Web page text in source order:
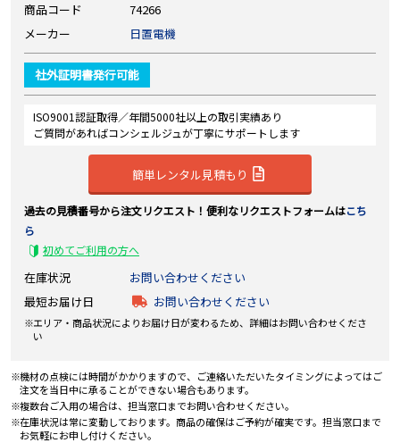
商品コード
74266
メーカー
日置電機
社外証明書発行可能
ISO9001認証取得／年間5000社以上の取引実績あり
ご質問があればコンシェルジュが丁寧にサポートします
簡単レンタル見積もり
過去の見積番号から注文リクエスト！便利なリクエストフォームはこち
ら
初めてご利用の方へ
在庫状況
お問い合わせください
最短お届け日
お問い合わせください
エリア・商品状況によりお届け日が変わるため、詳細はお問い合わせくださ
い
機材の点検には時間がかかりますので、ご連絡いただいたタイミングによってはご
注文を当日中に承ることができない場合もあります。
複数台ご入用の場合は、担当窓口までお問い合わせください。
在庫状況は常に変動しております。商品の確保はご予約が確実です。担当窓口まで
お気軽にお申し付けください。